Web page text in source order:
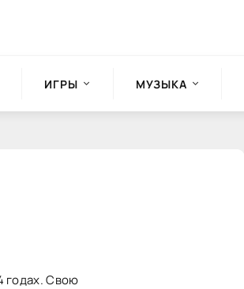
ИГРЫ МУЗЫКА
годах. Свою